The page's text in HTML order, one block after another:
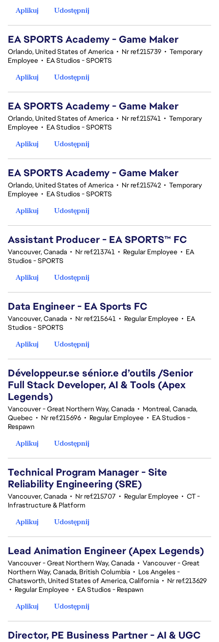
Aplikuj
Udostępnij
EA SPORTS Academy - Game Maker
Orlando, United States of America • Nr ref.215739 • Temporary
Employee • EA Studios - SPORTS
Aplikuj
Udostępnij
EA SPORTS Academy - Game Maker
Orlando, United States of America • Nr ref.215741 • Temporary
Employee • EA Studios - SPORTS
Aplikuj
Udostępnij
EA SPORTS Academy - Game Maker
Orlando, United States of America • Nr ref.215742 • Temporary
Employee • EA Studios - SPORTS
Aplikuj
Udostępnij
Assistant Producer - EA SPORTS™ FC
Vancouver, Canada • Nr ref.213741 • Regular Employee • EA
Studios - SPORTS
Aplikuj
Udostępnij
Data Engineer - EA Sports FC
Vancouver, Canada • Nr ref.215641 • Regular Employee • EA
Studios - SPORTS
Aplikuj
Udostępnij
Développeur.se sénior.e d’outils /Senior
Full Stack Developer, AI & Tools (Apex
Legends)
Vancouver - Great Northern Way, Canada • Montreal, Canada,
Quebec • Nr ref.215696 • Regular Employee • EA Studios -
Respawn
Aplikuj
Udostępnij
Technical Program Manager - Site
Reliability Engineering (SRE)
Vancouver, Canada • Nr ref.215707 • Regular Employee • CT -
Infrastructure & Platform
Aplikuj
Udostępnij
Lead Animation Engineer (Apex Legends)
Vancouver - Great Northern Way, Canada • Vancouver - Great
Northern Way, Canada, British Columbia • Los Angeles -
Chatsworth, United States of America, California • Nr ref.213629
• Regular Employee • EA Studios - Respawn
Aplikuj
Udostępnij
Director, PE Business Partner - AI & UGC